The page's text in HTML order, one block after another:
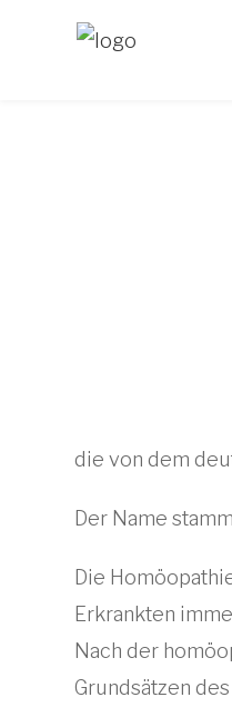
die von dem
Der Name
Die
Erkrankten
Nach der
Grundsätzen